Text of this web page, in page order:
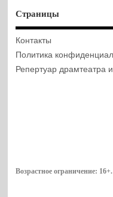
Страницы
Контакты
Политика
Репертуар драмтеатра
Возрастное ограничение: 16+.